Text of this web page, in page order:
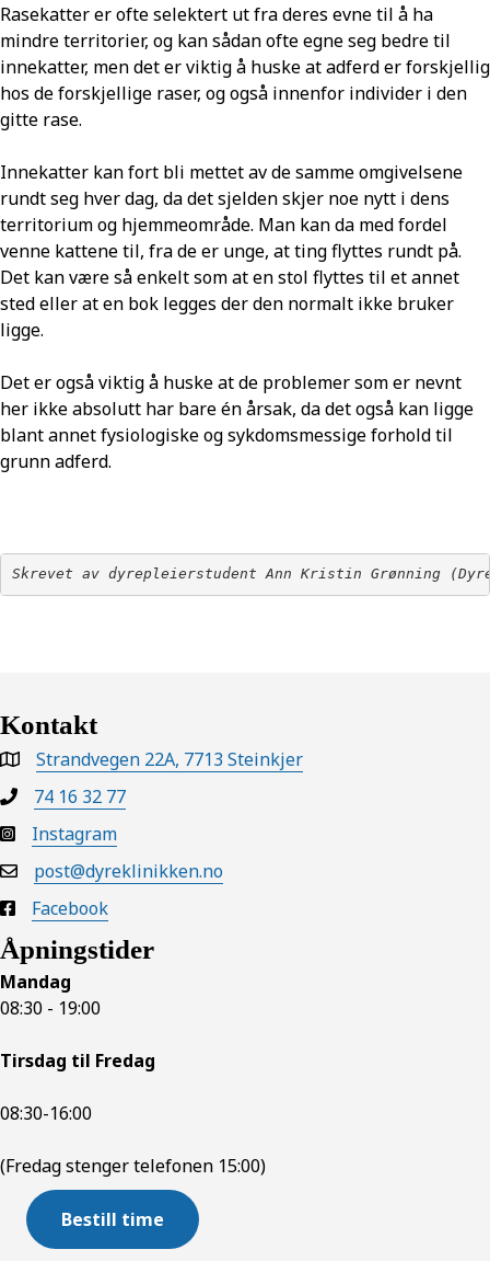
Rasekatter er ofte selektert ut fra deres evne til å ha
mindre territorier, og kan sådan ofte egne seg bedre til
innekatter, men det er viktig å huske at adferd er forskjellig
hos de forskjellige raser, og også innenfor individer i den
gitte rase.
Innekatter kan fort bli mettet av de samme omgivelsene
rundt seg hver dag, da det sjelden skjer noe nytt i dens
territorium og hjemmeområde. Man kan da med fordel
venne kattene til, fra de er unge, at ting flyttes rundt på.
Det kan være så enkelt som at en stol flyttes til et annet
sted eller at en bok legges der den normalt ikke bruker
ligge.
Det er også viktig å huske at de problemer som er nevnt
her ikke absolutt har bare én årsak, da det også kan ligge
blant annet fysiologiske og sykdomsmessige forhold til
grunn adferd.
Skrevet av dyrepleierstudent Ann Kristin Grønning
Kontakt
Strandvegen 22A, 7713 Steinkjer
74 16 32 77
Instagram
post@dyreklinikken.no
Facebook
Åpningstider
Mandag
08:30 - 19:00
Tirsdag til Fredag
08:30-16:00
(Fredag stenger telefonen 15:00)
Bestill time